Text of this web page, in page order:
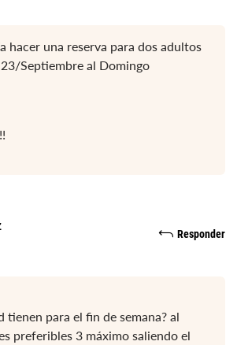
hacer una reserva para dos adultos
Septiembre al Domingo
Responder
tienen para el fin de semana? al
preferibles 3 máximo saliendo el